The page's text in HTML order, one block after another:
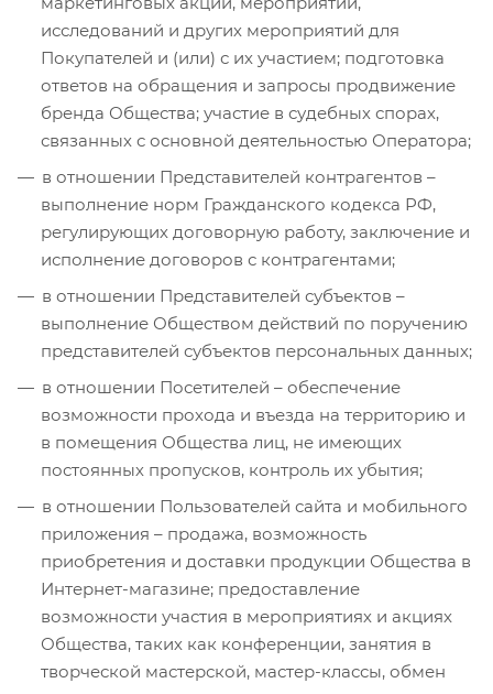
исследований и других мероприятий для
Покупателей и (или) с их участием; подготовка
ответов на обращения и запросы продвижение
бренда Общества; участие в судебных спорах,
связанных с основной деятельностью Оператора;
в отношении Представителей контрагентов –
выполнение норм Гражданского кодекса РФ,
регулирующих договорную работу, заключение и
исполнение договоров с контрагентами;
в отношении Представителей субъектов –
выполнение Обществом действий по поручению
представителей субъектов персональных данных;
в отношении Посетителей – обеспечение
возможности прохода и въезда на территорию и
в помещения Общества лиц, не имеющих
постоянных пропусков, контроль их убытия;
в отношении Пользователей сайта и мобильного
приложения – продажа, возможность
приобретения и доставки продукции Общества в
Интернет-магазине; предоставление
возможности участия в мероприятиях и акциях
Общества, таких как конференции, занятия в
творческой мастерской, мастер-классы, обмен